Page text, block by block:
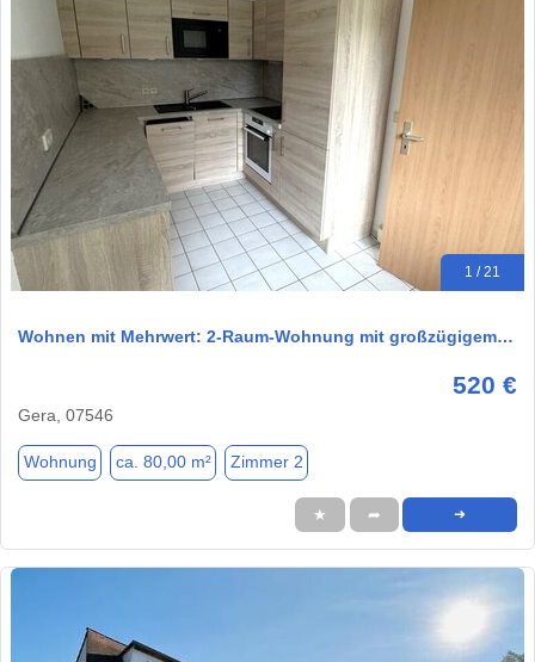
1 / 21
Wohnen mit Mehrwert: 2-Raum-Wohnung mit großzügigem…
520 €
Gera, 07546
Wohnung ca. 80,00 m² Zimmer 2
★ ➦ ➜